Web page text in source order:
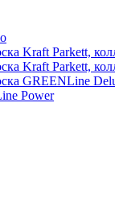
Kraft Parkett,
Kraft Parkett,
GREENLine
Power